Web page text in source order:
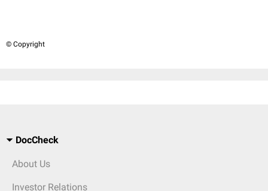
© Copyright
DocCheck
About Us
Investor Relations